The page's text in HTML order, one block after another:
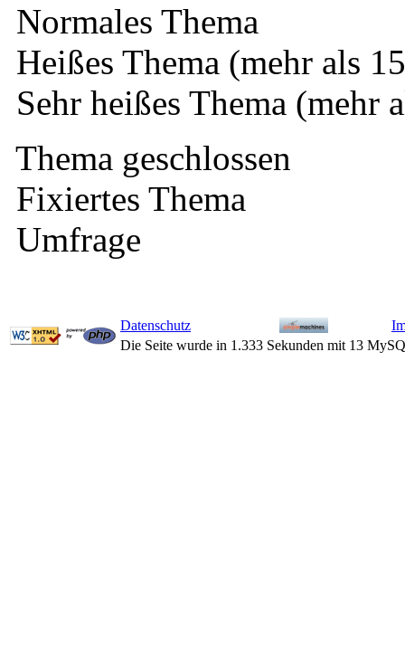
Normales Thema
Heißes Thema (mehr als
Sehr heißes Thema (mehr
Thema geschlossen
Fixiertes Thema
Umfrage
Datenschutz
Die Seite wurde in 1.333 Sekunden mit 13